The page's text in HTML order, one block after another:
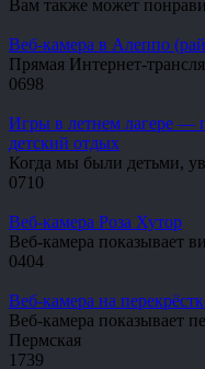
Вам также может
Веб-камера в Алеппо
Прямая Интернет-
0698
Игры в летнем лагере —
детский отдых
Когда мы были детьми,
0710
Веб-камера Роза Хутор
Веб-камера показывает
0404
Веб-камера на
Веб-камера показывает
Пермская
1 739